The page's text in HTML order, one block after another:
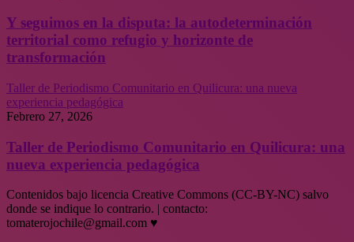
Y seguimos en la disputa: la autodeterminación
territorial como refugio y horizonte de
transformación
Taller de Periodismo Comunitario en Quilicura: una nueva
experiencia pedagógica
Febrero 27, 2026
Taller de Periodismo Comunitario en Quilicura: una
nueva experiencia pedagógica
Contenidos bajo licencia Creative Commons (CC-BY-NC) salvo
donde se indique lo contrario. | contacto:
tomaterojochile@gmail.com ♥